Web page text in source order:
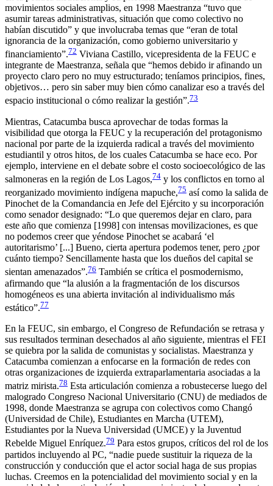
movimientos sociales amplios, en 1998 Maestranza “tuvo que
asumir tareas administrativas, situación que como colectivo no
habían discutido” y que involucraba temas que “eran de total
ignorancia de la organización, como gobierno universitario y
financiamiento”.72 Viviana Castillo, vicepresidenta de la FEUC e
integrante de Maestranza, señala que “hemos debido ir afinando un
proyecto claro pero no muy estructurado; teníamos principios, fines,
objetivos… pero sin saber muy bien cómo canalizar eso a través del
espacio institucional o cómo realizar la gestión”.73
Mientras, Catacumba busca aprovechar de todas formas la
visibilidad que otorga la FEUC y la recuperación del protagonismo
nacional por parte de la izquierda radical a través del movimiento
estudiantil y otros hitos, de los cuales Catacumba se hace eco. Por
ejemplo, interviene en el debate sobre el costo socioecológico de las
salmoneras en la región de Los Lagos,74 y los conflictos en torno al
reorganizado movimiento indígena mapuche,75 así como la salida de
Pinochet de la Comandancia en Jefe del Ejército y su incorporación
como senador designado: “Lo que queremos dejar en claro, para
este año que comienza [1998] con intensas movilizaciones, es que
no podemos creer que yéndose Pinochet se acabará ‘el
autoritarismo’ [...] Bueno, cierta apertura podemos tener, pero ¿por
cuánto tiempo? Sencillamente hasta que los dueños del capital se
sientan amenazados”.76 También se crítica el posmodernismo,
afirmando que “la alusión a la fragmentación de los discursos
homogéneos es una abierta invitación al individualismo más
estático”.77
En la FEUC, sin embargo, el Congreso de Refundación se retrasa y
sus resultados terminan desechados al año siguiente, mientras el FEI
se quiebra por la salida de comunistas y socialistas. Maestranza y
Catacumba comienzan a enfocarse en la formación de redes con
otras organizaciones de izquierda extraparlamentaria asociadas a la
matriz mirista.78 Esta articulación comienza a robustecerse luego del
malogrado Congreso Nacional Universitario (CNU) de mediados de
1998, donde Maestranza se agrupa con colectivos como Changó
(Universidad de Chile), Estudiantes en Marcha (UTEM),
Estudiantes por la Nueva Universidad (UMCE) y la Juventud
Rebelde Miguel Enríquez.79 Para estos grupos, críticos del rol de los
partidos incluyendo al PC, “nadie puede sustituir la riqueza de la
construcción y conducción que el actor social haga de sus propias
luchas. Creemos en la potencialidad del movimiento social y en la